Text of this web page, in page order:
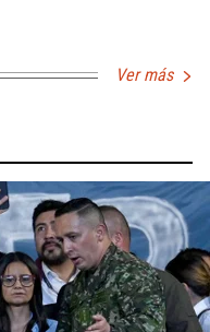
Ver más